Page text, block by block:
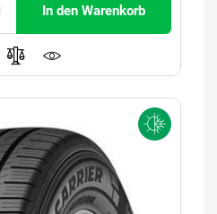
In den Warenkorb